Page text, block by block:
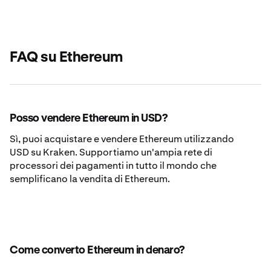
FAQ su Ethereum
Posso vendere Ethereum in USD?
Sì, puoi acquistare e vendere Ethereum utilizzando
USD su Kraken. Supportiamo un'ampia rete di
processori dei pagamenti in tutto il mondo che
semplificano la vendita di Ethereum.
Come converto Ethereum in denaro?